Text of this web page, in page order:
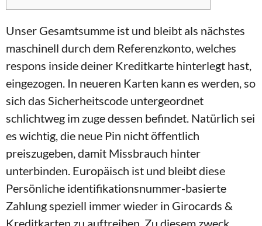
Unser Gesamtsumme ist und bleibt als nächstes
maschinell durch dem Referenzkonto, welches
respons inside deiner Kreditkarte hinterlegt hast,
eingezogen. In neueren Karten kann es werden, so
sich das Sicherheitscode untergeordnet
schlichtweg im zuge dessen befindet. Natürlich sei
es wichtig, die neue Pin nicht öffentlich
preiszugeben, damit Missbrauch hinter
unterbinden. Europäisch ist und bleibt diese
Persönliche identifikationsnummer-basierte
Zahlung speziell immer wieder in Girocards &
Kreditkarten zu auftreiben. Zu diesem zweck